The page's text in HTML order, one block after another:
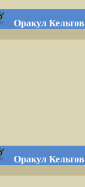
Оракул
Оракул